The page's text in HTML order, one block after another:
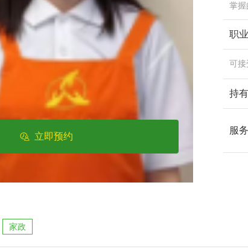
立即预约
掌握
职
可接
持
服
家政